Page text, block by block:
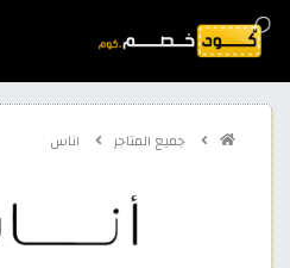
جميع المتاجر اناس